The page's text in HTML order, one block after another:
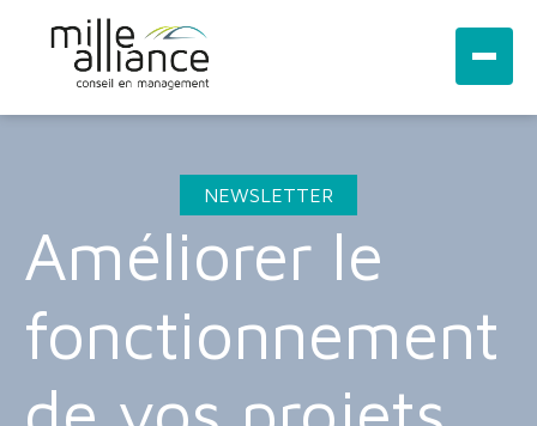
NEWSLETTER
Améliorer le
fonctionnement